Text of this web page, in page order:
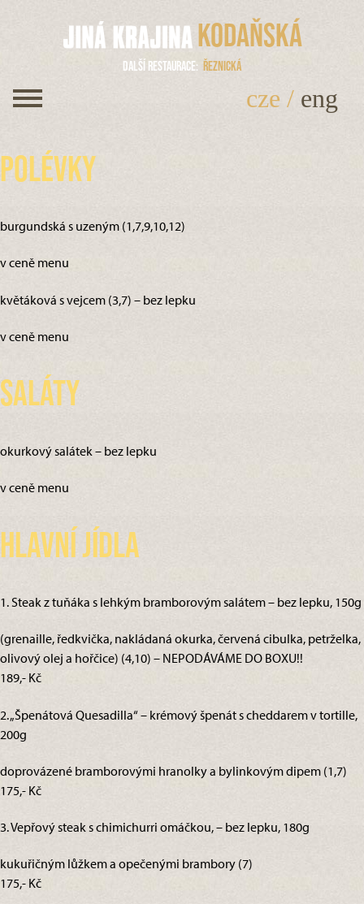
Kodaňská
Další restaurace Řeznická
cze / eng
Polévky
burgundská s uzeným (1,7,9,10,12)
v ceně menu
květáková s vejcem (3,7) – bez lepku
v ceně menu
Saláty
okurkový salátek – bez lepku
v ceně menu
Hlavní jídla
1. Steak z tuňáka s lehkým bramborovým salátem – bez lepku, 150g
(grenaille, ředkvička, nakládaná okurka, červená cibulka, petrželka,
olivový olej a hořčice) (4,10) – NEPODÁVÁME DO BOXU!!
189,- Kč
2. „Špenátová Quesadilla“ – krémový špenát s cheddarem v tortille,
200g
doprovázené bramborovými hranolky a bylinkovým dipem (1,7)
175,- Kč
3. Vepřový steak s chimichurri omáčkou, – bez lepku, 180g
kukuřičným lůžkem a opečenými brambory (7)
175,- Kč